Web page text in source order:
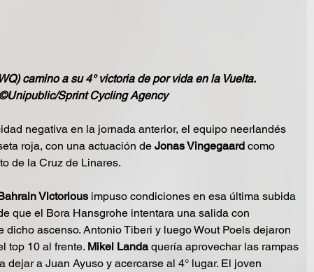
camino a su 4° victoria de por vida en la Vuelta.
Sprint Cycling Agency
negativa en la jornada anterior, el equipo neerlandés
roja, con una actuación de Jonas Vingegaard como
de la Cruz de Linares.
Victorious impuso condiciones en esa última subida
que el Bora Hansgrohe intentara una salida con
ascenso. Antonio Tiberi y luego Wout Poels dejaron
top 10 al frente. Mikel Landa quería aprovechar las rampas
dejar a Juan Ayuso y acercarse al 4° lugar. El joven